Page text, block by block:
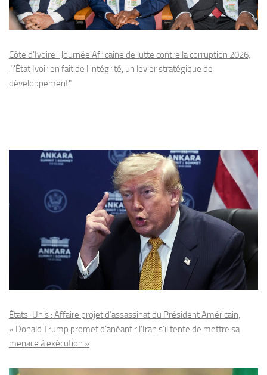
Côte d'Ivoire : Journée Africaine de lutte contre la corruption 2026,
"l'État Ivoirien fait de l'intégrité, un levier stratégique de
développement"
États-Unis : Affaire projet d’assassinat du Président Américain,
« Donald Trump promet d’anéantir l’Iran s’il tente de mettre sa
menace à exécution »